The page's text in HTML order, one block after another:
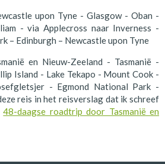
upon Tyne - Glasgow - Oban -
- via Applecross naar Inverness -
– Edinburgh – Newcastle upon Tyne
en Nieuw-Zeeland - Tasmanië -
Island - Lake Tekapo - Mount Cook -
- Egmond National Park -
reis in het reisverslag dat ik schreef
48-daagse roadtrip door Tasmanië en